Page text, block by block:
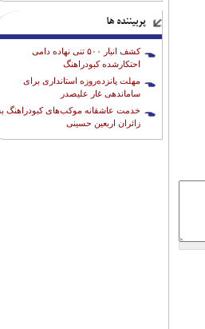
پربیننده ها
کشف انبار ۵۰۰ تنی نهاده دامی
احتکارشده کبودراهنگ
مهلت پانزده‌روزه استانداری برای
ساماندهی غار علیصدر
خدمت عاشقانه موکب‌های کبودراهنگ
زائران اربعین حسینی